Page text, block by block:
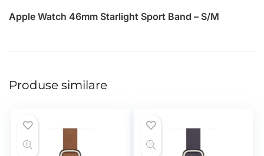
Apple Watch 46mm Starlight Sport Band – S/M
Produse similare